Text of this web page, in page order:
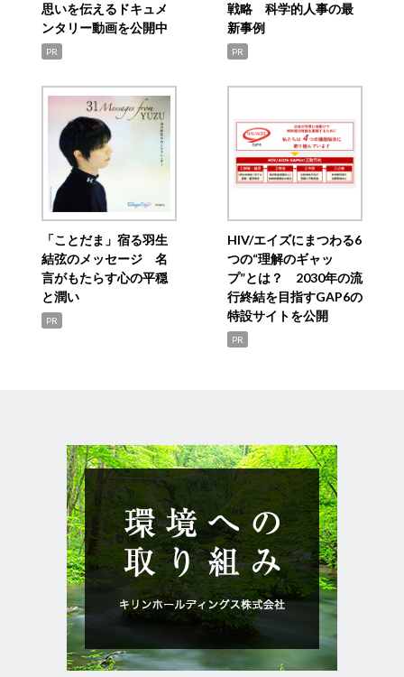
思いを伝えるドキュメ
ンタリー動画を公開中
PR
戦略 科学的人事の最
新事例
PR
「ことだま」宿る羽生
結弦のメッセージ 名
言がもたらす心の平穏
と潤い
PR
HIV/エイズにまつわる6
つの“理解のギャッ
プ”とは？ 2030年の流
行終結を目指すGAP6の
特設サイトを公開
PR